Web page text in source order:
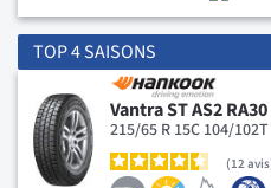
TOP 4 SAISONS
Vantra ST AS2 RA30
215/65 R 15C 104/102T
12 avis